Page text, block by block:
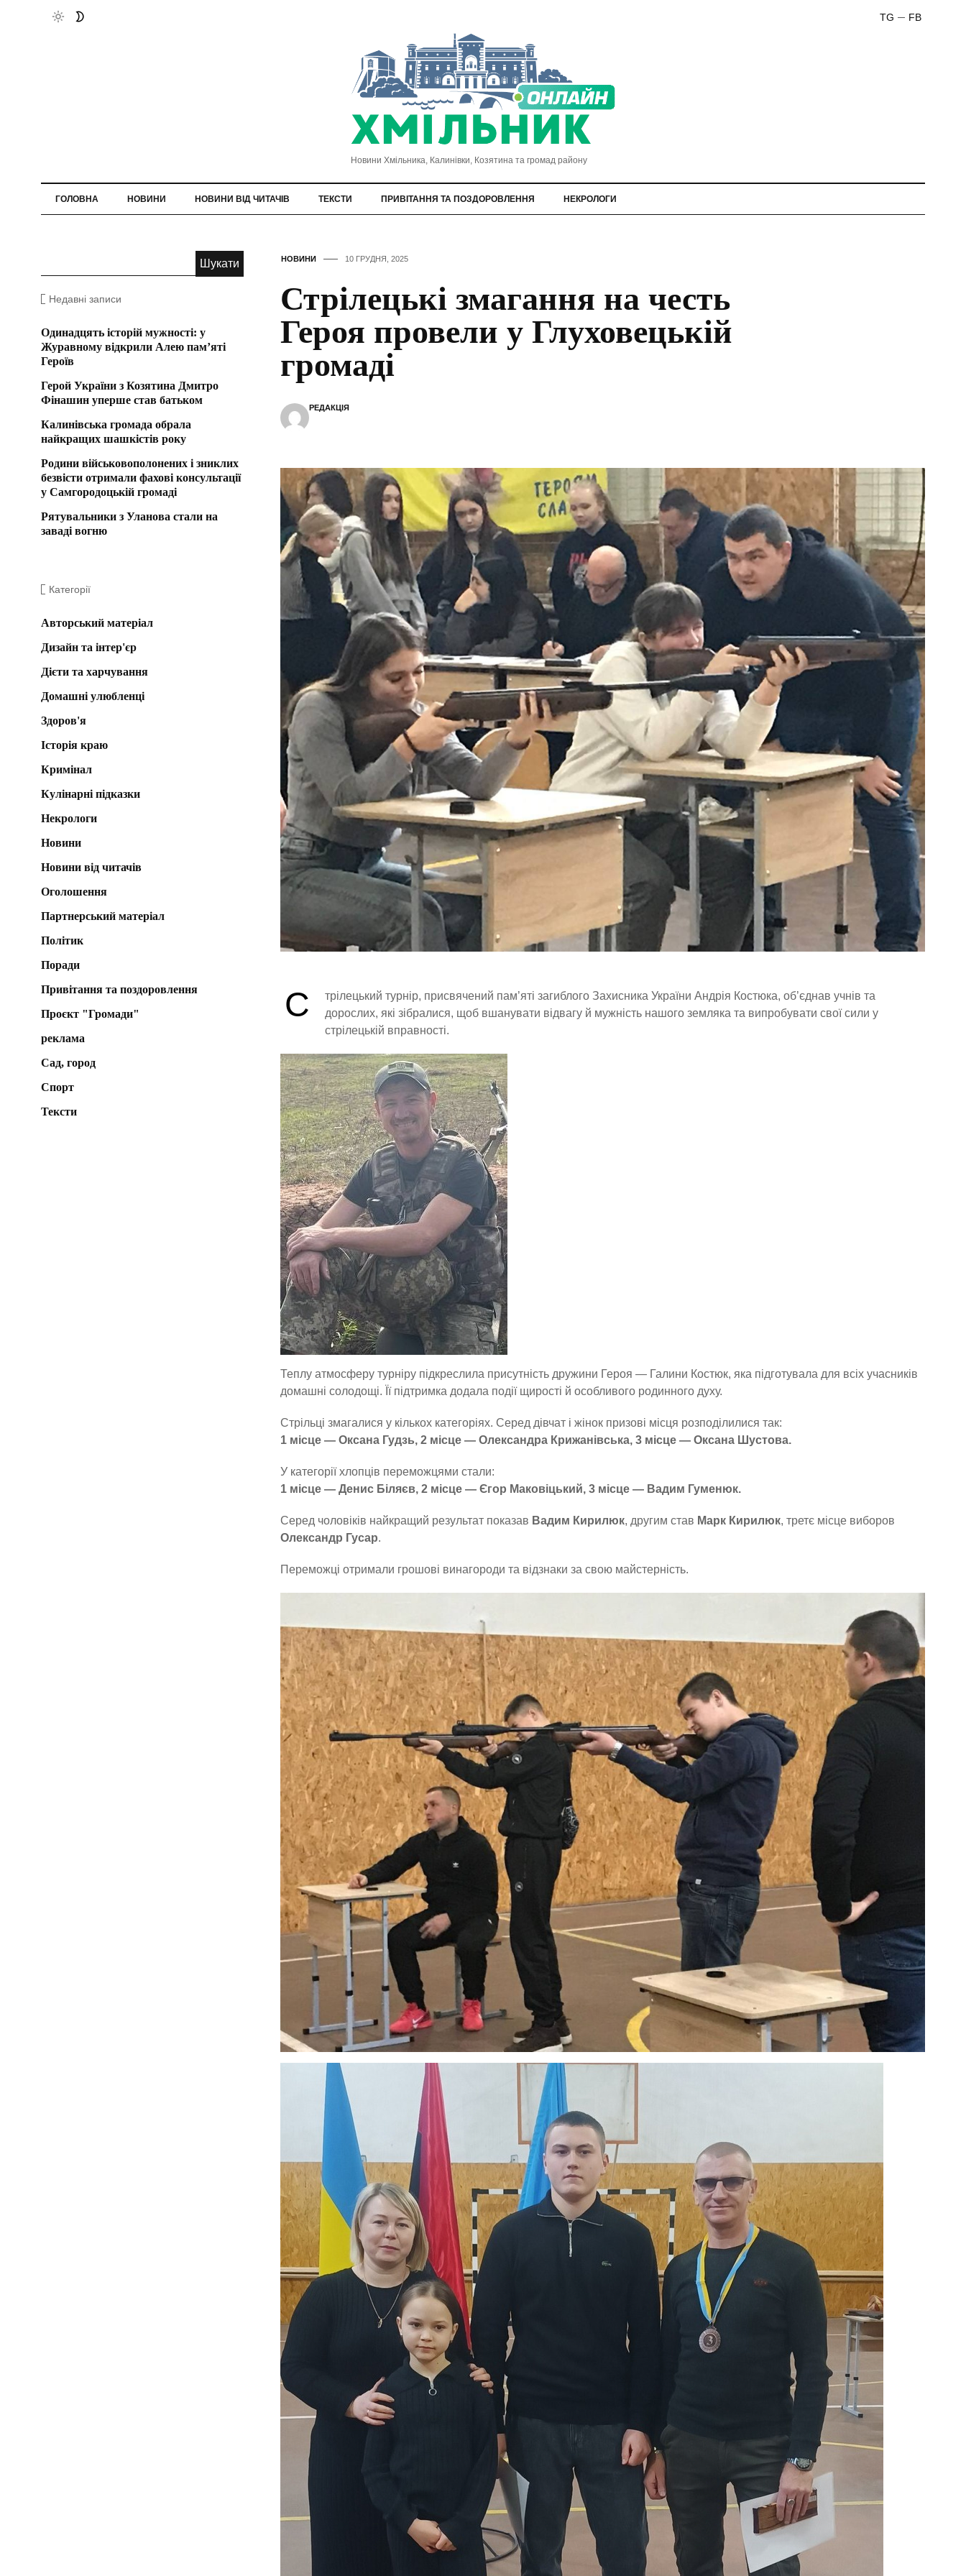
FB
TG
Новини Хмільника, Калинівки, Козятина та громад району
ГОЛОВНА НОВИНИ НОВИНИ ВІД ЧИТАЧІВ ТЕКСТИ ПРИВІТАННЯ ТА ПОЗДОРОВЛЕННЯ НЕКРОЛОГИ
НОВИНИ 10 ГРУДНЯ, 2025
Стрілецькі змагання на честь
Героя провели у Глуховецькій
громаді
РЕДАКЦІЯ
С
трілецький турнір, присвячений пам’яті загиблого Захисника України Андрія Костюка, об’єднав учнів та
дорослих, які зібралися, щоб вшанувати відвагу й мужність нашого земляка та випробувати свої сили у
стрілецькій вправності.
Теплу атмосферу турніру підкреслила присутність дружини Героя — Галини Костюк, яка підготувала для всіх учасників
домашні солодощі. Її підтримка додала події щирості й особливого родинного духу.
Стрільці змагалися у кількох категоріях. Серед дівчат і жінок призові місця розподілилися так:
1 місце — Оксана Гудзь, 2 місце — Олександра Крижанівська, 3 місце — Оксана Шустова.
У категорії хлопців переможцями стали:
1 місце — Денис Біляєв, 2 місце — Єгор Маковіцький, 3 місце — Вадим Гуменюк.
Серед чоловіків найкращий результат показав Вадим Кирилюк, другим став Марк Кирилюк, третє місце виборов
Олександр Гусар.
Переможці отримали грошові винагороди та відзнаки за свою майстерність.
Недавні записи
Одинадцять історій мужності: у
Журавному відкрили Алею пам’яті
Героїв
Герой України з Козятина Дмитро
Фінашин уперше став батьком
Калинівська громада обрала
найкращих шашкістів року
Родини військовополонених і зниклих
безвісти отримали фахові консультації
у Самгородоцькій громаді
Рятувальники з Уланова стали на
заваді вогню
Категорії
Авторський матеріал
Дизайн та інтер'єр
Дієти та харчування
Домашні улюбленці
Здоров'я
Історія краю
Кримінал
Кулінарні підказки
Некрологи
Новини
Новини від читачів
Оголошення
Партнерський матеріал
Політик
Поради
Привітання та поздоровлення
Проєкт "Громади"
реклама
Сад, город
Спорт
Тексти